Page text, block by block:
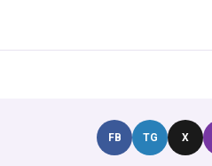
FB TG X